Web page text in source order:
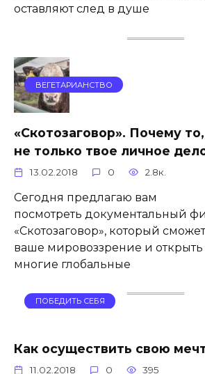
оставляют след в душе
ВЕГЕТАРИАНСТВО
«Скотозаговор». Почему
не только твое личное
13.02.2018 0 2.8к.
Сегодня предлагаю вам
посмотреть документальный
«Скотозаговор», который
ваше мировоззрение и открыть
многие глобальные
ПОБЕДИТЬ СЕБЯ
Как осуществить свою
11.02.2018 0 395